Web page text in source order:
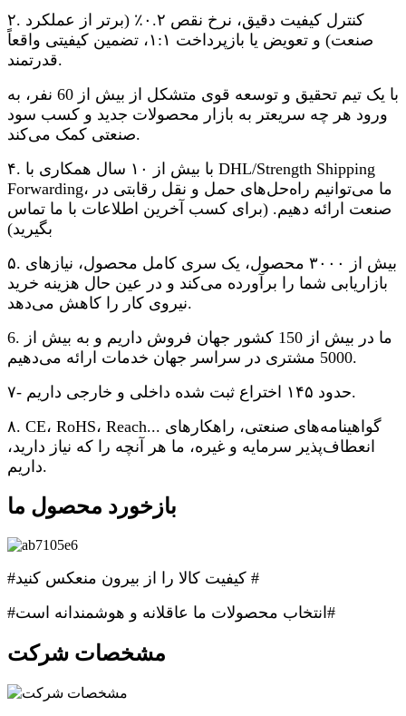
۲. کنترل کیفیت دقیق، نرخ نقص ۰.۲٪ (برتر از عملکرد
صنعت) و تعویض یا بازپرداخت ۱:۱، تضمین کیفیتی واقعاً
قدرتمند.
با یک تیم تحقیق و توسعه قوی متشکل از بیش از 60 نفر، به
ورود هر چه سریعتر به بازار محصولات جدید و کسب سود
صنعتی کمک می‌کند.
۴. با بیش از ۱۰ سال همکاری با DHL/Strength Shipping
Forwarding، ما می‌توانیم راه‌حل‌های حمل و نقل رقابتی در
صنعت ارائه دهیم. (برای کسب آخرین اطلاعات با ما تماس
بگیرید)
۵. بیش از ۳۰۰۰ محصول، یک سری کامل محصول، نیازهای
بازاریابی شما را برآورده می‌کند و در عین حال هزینه خرید
نیروی کار را کاهش می‌دهد.
6. ما در بیش از 150 کشور جهان فروش داریم و به بیش از
5000 مشتری در سراسر جهان خدمات ارائه می‌دهیم.
۷- حدود ۱۴۵ اختراع ثبت شده داخلی و خارجی داریم.
۸. CE، RoHS، Reach... گواهینامه‌های صنعتی، راهکارهای
انعطاف‌پذیر سرمایه و غیره، ما هر آنچه را که نیاز دارید،
داریم.
بازخورد محصول ما
#کیفیت کالا را از بیرون منعکس کنید #
#انتخاب محصولات ما عاقلانه و هوشمندانه است#
مشخصات شرکت